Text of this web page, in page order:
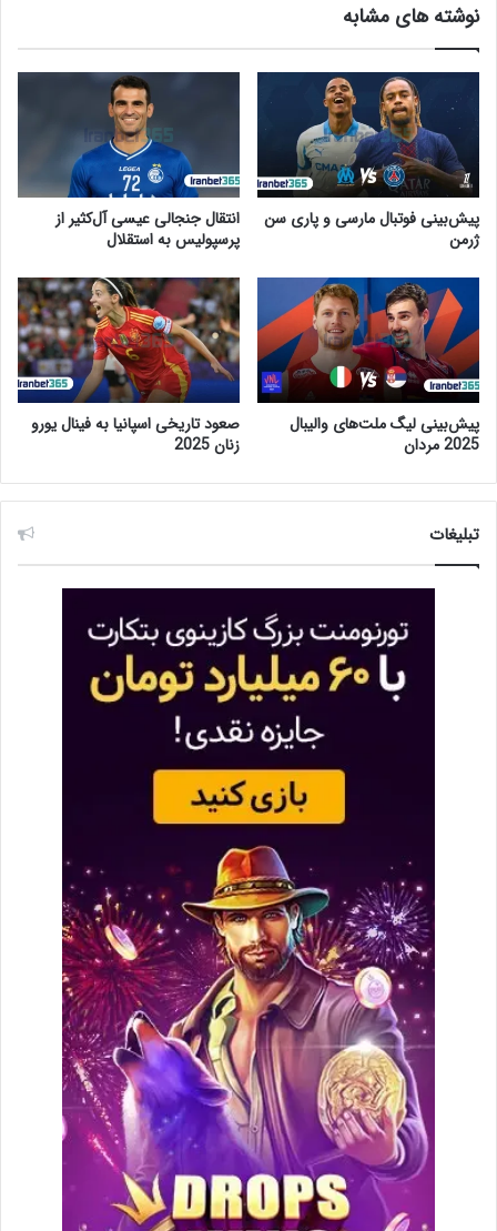
نوشته های مشابه
پیش‌بینی فوتبال مارسی و پاری سن
ژرمن
انتقال جنجالی عیسی آل‌کثیر از
پرسپولیس به استقلال
پیش‌بینی لیگ ملت‌های والیبال
2025 مردان
صعود تاریخی اسپانیا به فینال یورو
زنان 2025
تبلیغات